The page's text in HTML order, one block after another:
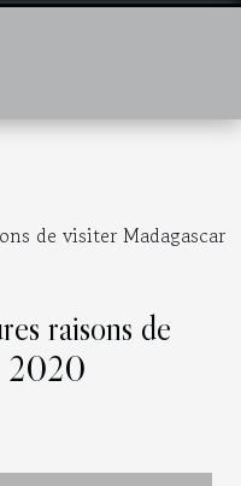
de visiter Madagascar
raisons de
2020